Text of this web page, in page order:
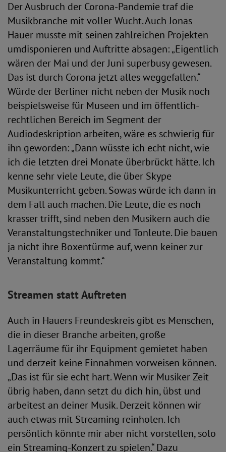
Der Ausbruch der Corona-Pandemie traf die
Musikbranche mit voller Wucht. Auch Jonas
Hauer musste mit seinen zahlreichen Projekten
umdisponieren und Auftritte absagen: „Eigentlich
wären der Mai und der Juni superbusy gewesen.
Das ist durch Corona jetzt alles weggefallen.“
Würde der Berliner nicht neben der Musik noch
beispielsweise für Museen und im öffentlich-
rechtlichen Bereich im Segment der
Audiodeskription arbeiten, wäre es schwierig für
ihn geworden: „Dann wüsste ich echt nicht, wie
ich die letzten drei Monate überbrückt hätte. Ich
kenne sehr viele Leute, die über Skype
Musikunterricht geben. Sowas würde ich dann in
dem Fall auch machen. Die Leute, die es noch
krasser trifft, sind neben den Musikern auch die
Veranstaltungstechniker und Tonleute. Die bauen
ja nicht ihre Boxentürme auf, wenn keiner zur
Veranstaltung kommt.“
Streamen statt Auftreten
Auch in Hauers Freundeskreis gibt es Menschen,
die in dieser Branche arbeiten, große
Lagerräume für ihr Equipment gemietet haben
und derzeit keine Einnahmen vorweisen können.
„Das ist für sie echt hart. Wenn wir Musiker Zeit
übrig haben, dann setzt du dich hin, übst und
arbeitest an deiner Musik. Derzeit können wir
auch etwas mit Streaming reinholen. Ich
persönlich könnte mir aber nicht vorstellen, solo
ein Streaming-Konzert zu spielen.“ Dazu